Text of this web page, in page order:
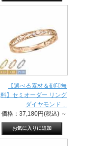
【選べる素材＆刻印無
料】セミオーダー リング
ダイヤモンド ...
価格：37,180円(税込) ～